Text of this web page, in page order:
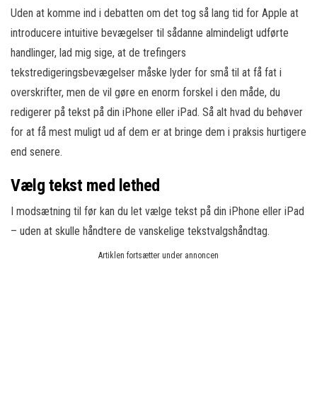
Uden at komme ind i debatten om det tog så lang tid for Apple at
introducere intuitive bevægelser til sådanne almindeligt udførte
handlinger, lad mig sige, at de trefingers
tekstredigeringsbevægelser måske lyder for små til at få fat i
overskrifter, men de vil gøre en enorm forskel i den måde, du
redigerer på tekst på din iPhone eller iPad. Så alt hvad du behøver
for at få mest muligt ud af dem er at bringe dem i praksis hurtigere
end senere.
Vælg tekst med lethed
I modsætning til før kan du let vælge tekst på din iPhone eller iPad
– uden at skulle håndtere de vanskelige tekstvalgshåndtag.
Artiklen fortsætter under annoncen